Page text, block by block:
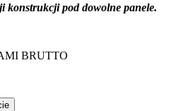
konstrukcji pod dowolne panele.
BRUTTO